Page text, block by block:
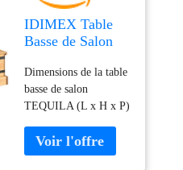
IDIMEX Table
Basse de Salon
Malle de
Rangement carré
en Bois Style
Mexicain avec
abattant, en pin
Massif Finition
Dimensions de la table
basse de salon
TEQUILA (L x H x P)
Cette table basse est
fabriquée en pin massif